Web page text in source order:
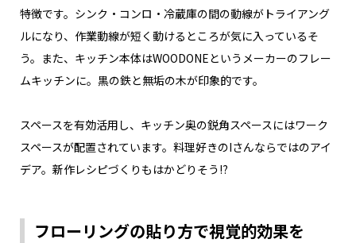
特徴です。シンク・コンロ・冷蔵庫の間の動線がトライアング
ルになり、作業動線が短く動けるところが気に入っているそ
う。また、キッチン本体はWOODONEというメーカーのフレー
ムキッチンに。黒の鉄と無垢の木が印象的です。
スペースを有効活用し、キッチン奥の鋭角スペースにはワーク
スペースが配置されています。料理好きのIさんならではのアイ
デア。新作レシピづくりもはかどりそう⁉
フローリングの貼り方で視覚的効果を